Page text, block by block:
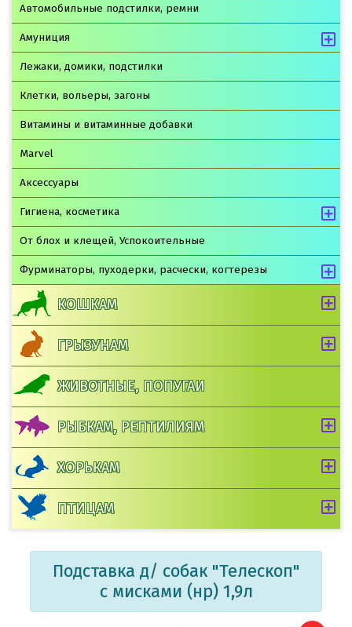
Автомобильные подстилки, ремни
Амуниция
Лежаки, домики, подстилки
Клетки, вольеры, загоны
Витамины и витаминные добавки
Marvel
Аксессуары
Гигиена, косметика
От блох и клещей, Успокоительные
Фурминаторы, пуходерки, расчески, когтерезы
КОШКАМ
ГРЫЗУНАМ
ЖИВОТНЫЕ, ПОПУГАИ
РЫБКАМ, РЕПТИЛИЯМ
ХОРЬКАМ
ПТИЦАМ
Подставка д/ собак "Телескоп"
с мисками (нр) 1,9л